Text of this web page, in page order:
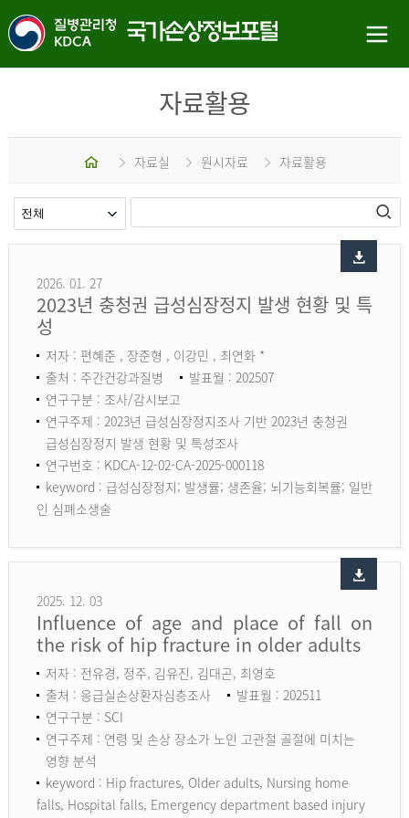
자료활용
홈 자료실 원시자료 자료활용
2026. 01. 27
2023년 충청권 급성심장정지 발생 현황 및 특
성
저자 : 편혜준 , 장준형 , 이강민 , 최연화 *
출처 : 주간건강과질병
발표월 : 202507
연구구분 : 조사/감시보고
연구주제 : 2023년 급성심장정지조사 기반 2023년 충청권
급성심장정지 발생 현황 및 특성조사
연구번호 : KDCA-12-02-CA-2025-000118
keyword : 급성심장정지; 발생률; 생존율; 뇌기능회복률; 일반
인 심폐소생술
2025. 12. 03
Influence of age and place of fall on
the risk of hip fracture in older adults
저자 : 전유경, 정주, 김유진, 김대곤, 최영호
출처 : 응급실손상환자심층조사
발표월 : 202511
연구구분 : SCI
연구주제 : 연령 및 손상 장소가 노인 고관절 골절에 미치는
영향 분석
keyword : Hip fractures, Older adults, Nursing home
falls, Hospital falls, Emergency department based injury